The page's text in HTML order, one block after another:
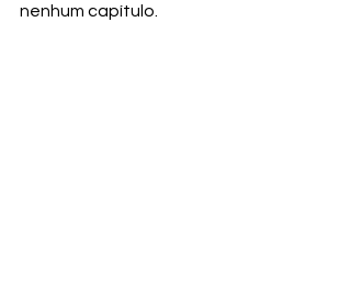
nenhum capítulo.